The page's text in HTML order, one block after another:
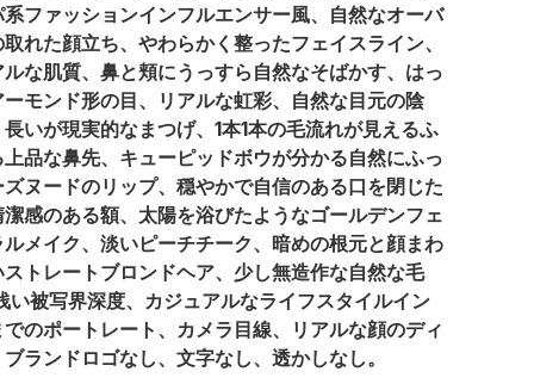
ファッションインフルエンサー風、自然なオーバ
れた顔立ち、やわらかく整ったフェイスライン、
な肌質、鼻と頬にうっすら自然なそばかす、はっ
モンド形の目、リアルな虹彩、自然な目元の陰
いが現実的なまつげ、1本1本の毛流れが見えるふ
品な鼻先、キューピッドボウが分かる自然にふっ
ヌードのリップ、穏やかで自信のある口を閉じた
感のある額、太陽を浴びたようなゴールデンフェ
メイク、淡いピーチチーク、暗めの根元と顔まわ
トレートブロンドヘア、少し無造作な自然な毛
被写界深度、カジュアルなライフスタイルイン
のポートレート、カメラ目線、リアルな顔のディ
ランドロゴなし、文字なし、透かしなし。